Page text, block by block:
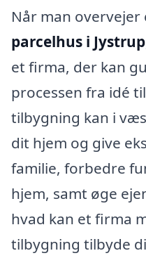
Når man overvejer
parcelhus i Jystrup
et firma, der kan
processen fra idé
tilbygning kan i
dit hjem og give
familie, forbedre
hjem, samt øge
hvad kan et firma
tilbygning tilbyde